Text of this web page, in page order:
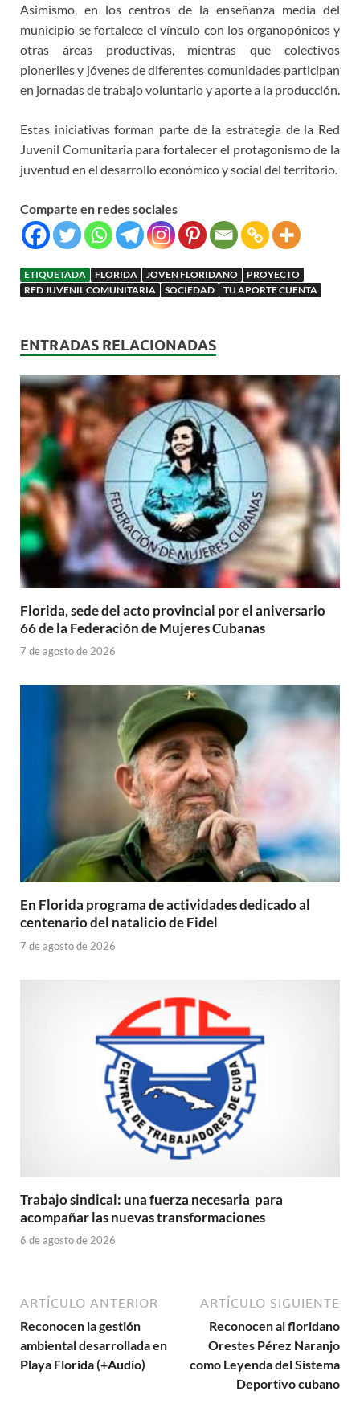
Asimismo, en los centros de la enseñanza media del
municipio se fortalece el vínculo con los organopónicos y
otras áreas productivas, mientras que colectivos
pioneriles y jóvenes de diferentes comunidades participan
en jornadas de trabajo voluntario y aporte a la producción.
Estas iniciativas forman parte de la estrategia de la Red
Juvenil Comunitaria para fortalecer el protagonismo de la
juventud en el desarrollo económico y social del territorio.
Comparte en redes sociales
ETIQUETADA FLORIDA JOVEN FLORIDANO
PROYECTO
RED JUVENIL COMUNITARIA
SOCIEDAD TU APORTE CUENTA
ENTRADAS RELACIONADAS
Florida, sede del acto provincial por el aniversario
66 de la Federación de Mujeres Cubanas
7 de agosto de 2026
En Florida programa de actividades dedicado al
centenario del natalicio de Fidel
7 de agosto de 2026
Trabajo sindical: una fuerza necesaria para
acompañar las nuevas transformaciones
6 de agosto de 2026
ARTÍCULO ANTERIOR
Reconocen la gestión
ambiental desarrollada en
Playa Florida (+Audio)
ARTÍCULO SIGUIENTE
Reconocen al floridano
Orestes Pérez Naranjo
como Leyenda del Sistema
Deportivo cubano